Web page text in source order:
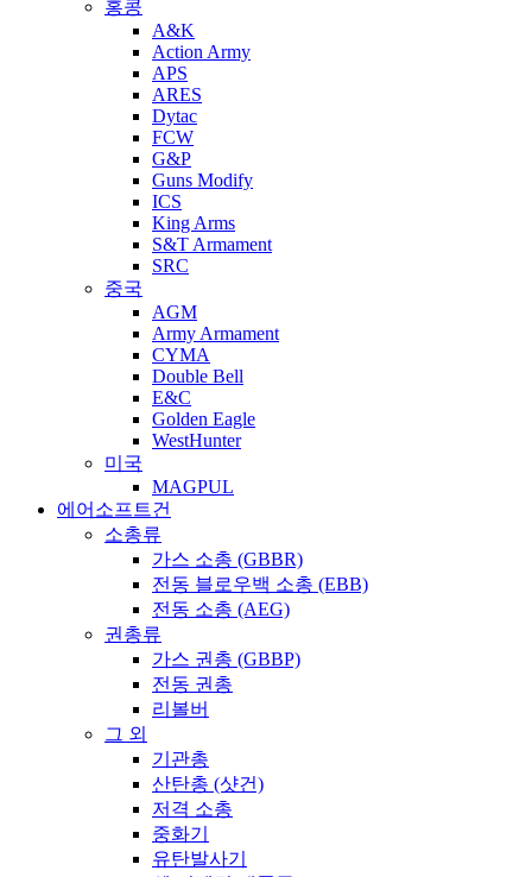
홍콩
A&K
Action Army
APS
ARES
Dytac
FCW
G&P
Guns Modify
ICS
King Arms
S&T Armament
SRC
중국
AGM
Army Armament
CYMA
Double Bell
E&C
Golden Eagle
WestHunter
미국
MAGPUL
에어소프트건
소총류
가스 소총 (GBBR)
전동 블로우백 소총 (EBB)
전동 소총 (AEG)
권총류
가스 권총 (GBBP)
전동 권총
리볼버
그 외
기관총
산탄총 (샷건)
저격 소총
중화기
유탄발사기